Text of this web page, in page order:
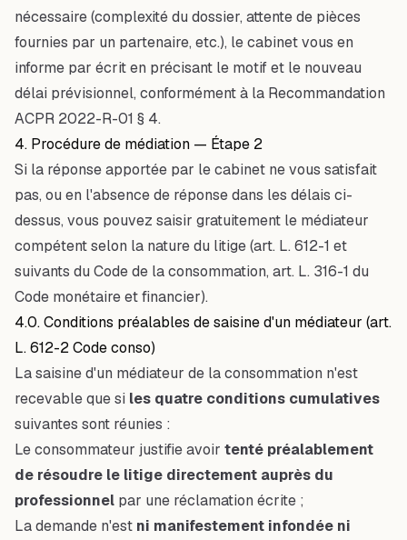
nécessaire (complexité du dossier, attente de pièces
fournies par un partenaire, etc.), le cabinet vous en
informe par écrit en précisant le motif et le nouveau
délai prévisionnel, conformément à la Recommandation
ACPR 2022-R-01 § 4.
4. Procédure de médiation — Étape 2
Si la réponse apportée par le cabinet ne vous satisfait
pas, ou en l'absence de réponse dans les délais ci-
dessus, vous pouvez saisir gratuitement le médiateur
compétent selon la nature du litige (art. L. 612-1 et
suivants du Code de la consommation, art. L. 316-1 du
Code monétaire et financier).
4.0. Conditions préalables de saisine d'un médiateur (art.
L. 612-2 Code conso)
La saisine d'un médiateur de la consommation n'est
recevable que si les quatre conditions cumulatives
suivantes sont réunies :
Le consommateur justifie avoir tenté préalablement
de résoudre le litige directement auprès du
professionnel par une réclamation écrite ;
La demande n'est ni manifestement infondée ni